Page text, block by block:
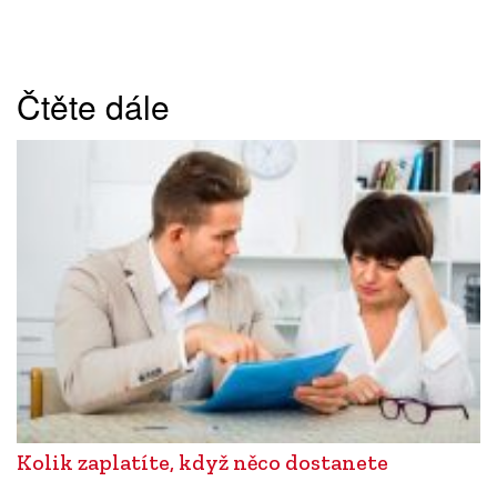
Čtěte dále
Kolik zaplatíte, když něco dostanete